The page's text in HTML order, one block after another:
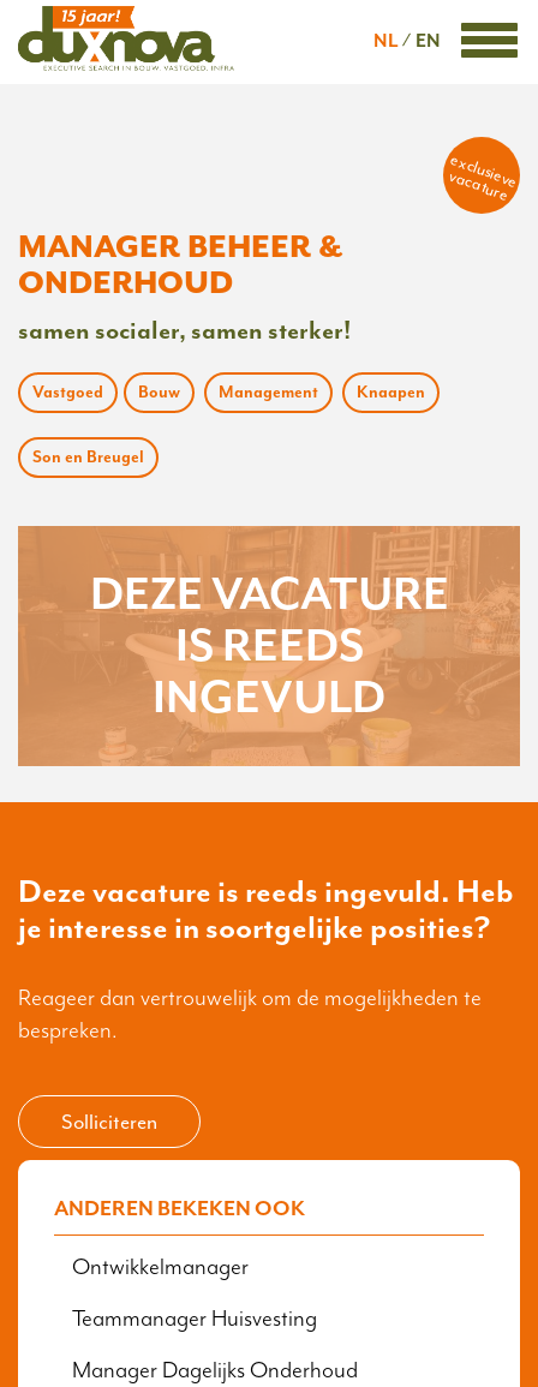
NL EN
exclusieve
vacature
MANAGER BEHEER &
ONDERHOUD
samen socialer, samen sterker!
Vastgoed Bouw Management Knaapen
Son en Breugel
DEZE VACATURE
IS REEDS
INGEVULD
Deze vacature is reeds ingevuld. Heb
je interesse in soortgelijke posities?
Reageer dan vertrouwelijk om de mogelijkheden te
bespreken.
Solliciteren
ANDEREN BEKEKEN OOK
Ontwikkelmanager
Teammanager Huisvesting
Manager Dagelijks Onderhoud